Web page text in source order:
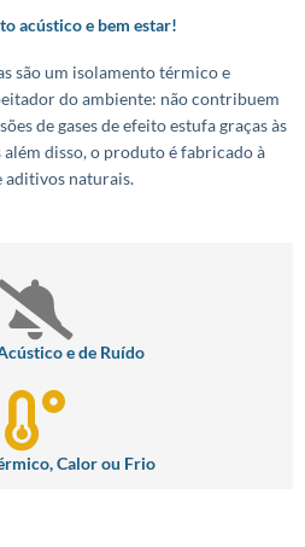
acústico e bem estar!
são um isolamento térmico e
do ambiente: não contribuem
de gases de efeito estufa graças às
além disso, o produto é fabricado à
aditivos naturais.
e de Ruído
Calor ou Frio